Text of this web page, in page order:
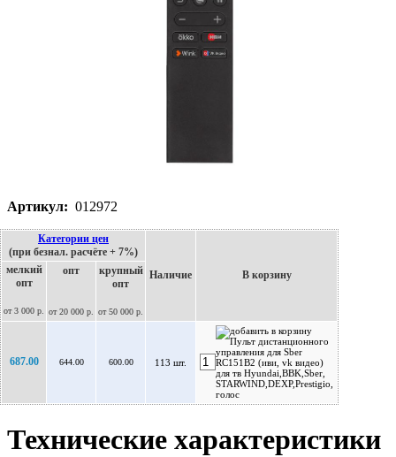
Артикул: 012972
Категории цен
(при безнал. расчёте + 7%)
Наличие
В корзину
мелкий
опт
от 3 000 р.
опт
от 20 000 р.
крупный
опт
от 50 000 р.
687.00 644.00 600.00 113 шт.
Технические характеристики